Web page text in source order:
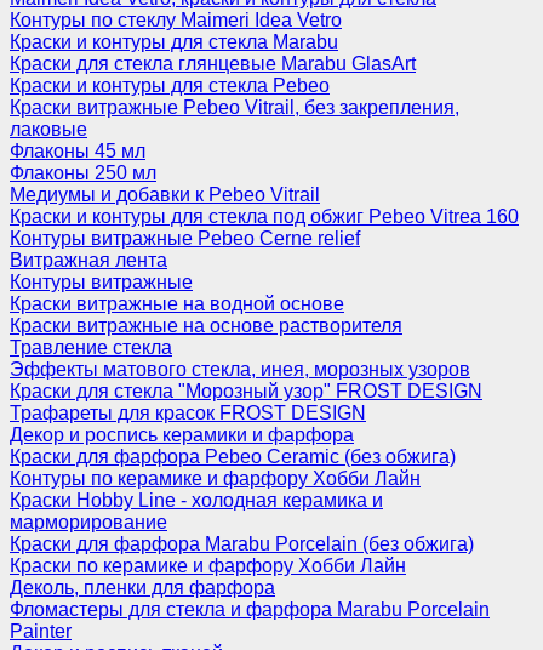
Контуры по стеклу Maimeri Idea Vetro
Краски и контуры для стекла Marabu
Краски для стекла глянцевые Marabu GlasArt
Краски и контуры для стекла Pebeo
Краски витражные Pebeo Vitrail, без закрепления,
лаковые
Флаконы 45 мл
Флаконы 250 мл
Медиумы и добавки к Pebeo Vitrail
Краски и контуры для стекла под обжиг Pebeo Vitrea 160
Контуры витражные Pebeo Cerne relief
Витражная лента
Контуры витражные
Краски витражные на водной основе
Краски витражные на основе растворителя
Травление стекла
Эффекты матового стекла, инея, морозных узоров
Краски для стекла "Морозный узор" FROST DESIGN
Трафареты для красок FROST DESIGN
Декор и роспись керамики и фарфора
Краски для фарфора Pebeo Ceramic (без обжига)
Контуры по керамике и фарфору Хобби Лайн
Краски Hobby Line - холодная керамика и
марморирование
Краски для фарфора Marabu Porcelain (без обжига)
Краски по керамике и фарфору Хобби Лайн
Деколь, пленки для фарфора
Фломастеры для стекла и фарфора Marabu Porcelain
Painter